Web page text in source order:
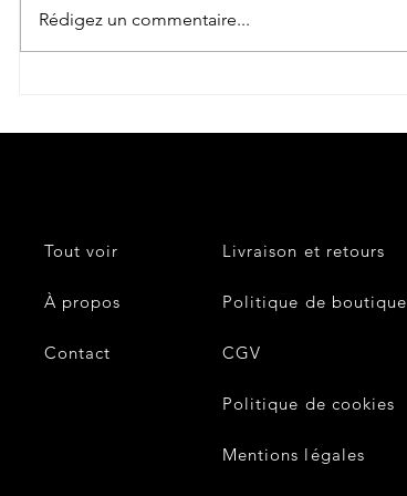
Rédigez un commentaire...
Tout voir
À propos
Contact
Livraison et retours
Politique de boutique
CGV
Politique de cookies
Mentions légales